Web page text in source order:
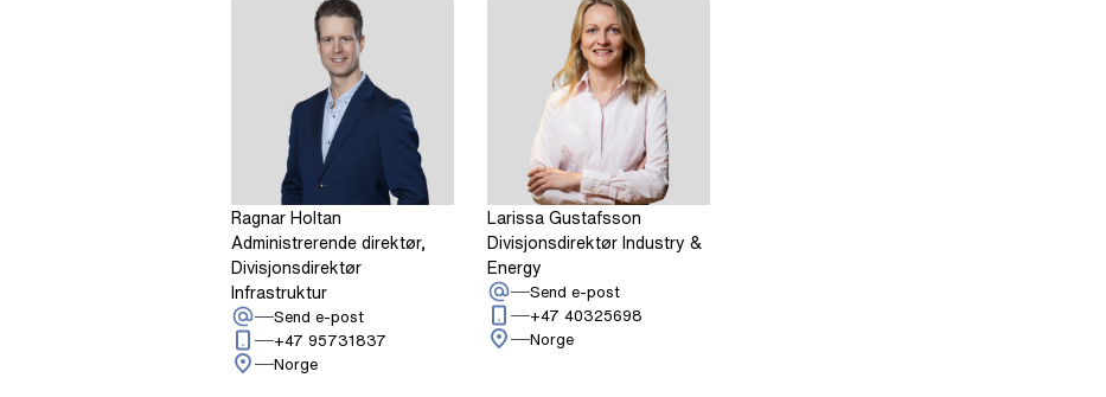
Ragnar Holtan
Administrerende direktør,
Divisjonsdirektør
Infrastruktur
Send e-post: Ragnar Holtan
+47 95731837Ring: + 4 7 9 5 7 3 1 8 3 7
Norge
Larissa Gustafsson
Divisjonsdirektør Industry &
Energy
Send e-post: Larissa Gustafsson
+47 40325698Ring: + 4 7 4 0 3 2 5 6 9 8
Norge